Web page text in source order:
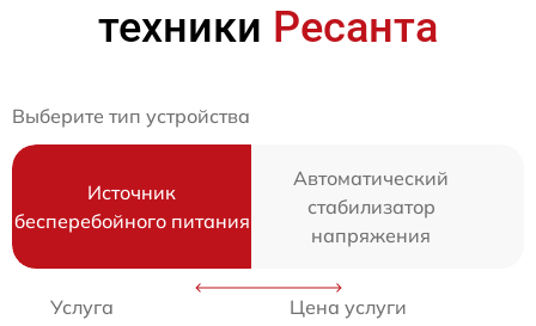
техники Ресанта
Выберите тип устройства
Источник
бесперебойного питания
Автоматический
стабилизатор
напряжения
Услуга Цена услуги